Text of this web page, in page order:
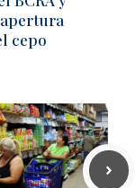
cepo